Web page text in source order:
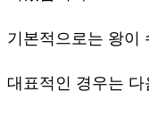
기본적으로는 왕이
대표적인 경우는